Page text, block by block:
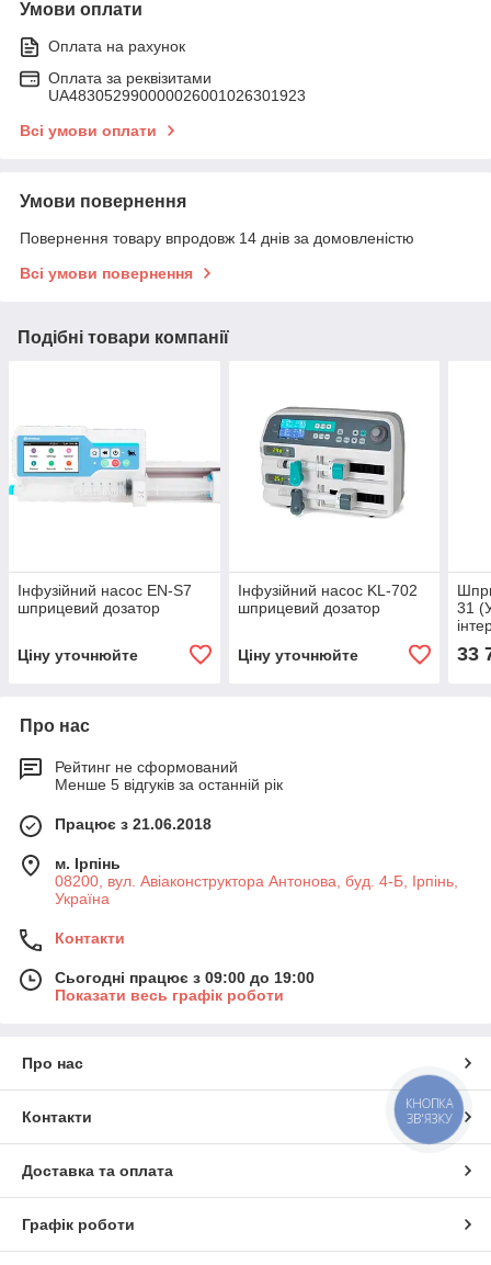
Умови оплати
Оплата на рахунок
Оплата за реквізитами
UA483052990000026001026301923
Всі умови оплати
Умови повернення
Повернення товару впродовж 14 днів за домовленістю
Всі умови повернення
Подібні товари компанії
Інфузійний насос EN-S7
шприцевий дозатор
Ціну уточнюйте
Інфузійний насос KL-702
шприцевий дозатор
Ціну уточнюйте
31
33
Про нас
Рейтинг не сформований
Менше 5 відгуків за останній рік
Працює з 21.06.2018
м. Ірпінь
08200, вул. Авіаконструктора Антонова, буд. 4-Б, Ірпінь,
Україна
Контакти
Сьогодні працює з 09:00 до 19:00
Показати весь графік роботи
Про нас
Контакти
Доставка та оплата
Графік роботи
КНОПКА
ЗВ'ЯЗКУ